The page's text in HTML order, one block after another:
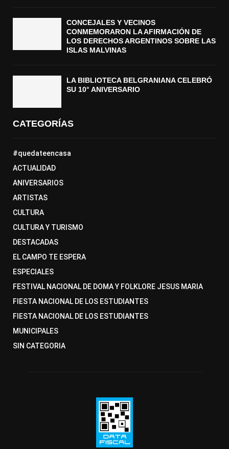
CONCEJALES Y VECINOS
CONMEMORARON LA AFIRMACIÓN DE
LOS DERECHOS ARGENTINOS SOBRE LAS
ISLAS MALVINAS
LA BIBLIOTECA BELGRANIANA CELEBRÓ
SU 10° ANIVERSARIO
CATEGORÍAS
#quedateencasa
ACTUALIDAD
ANIVERSARIOS
ARTISTAS
CULTURA
CULTURA Y TURISMO
DESTACADAS
EL CAMPO TE ESPERA
ESPECIALES
FESTIVAL NACIONAL DE DOMA Y FOLKLORE JESUS MARIA
FIESTA NACIONAL DE LOS ESTUDIANTES
FIESTA NACIONAL DE LOS ESTUDIANTES
MUNICIPALES
SIN CATEGORIA